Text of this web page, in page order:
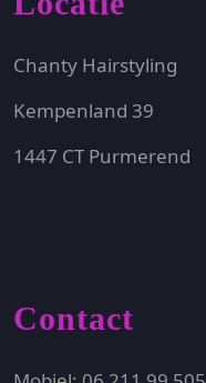
Chanty Hairstyling
Kempenland 39
1447 CT Purmerend
Contact